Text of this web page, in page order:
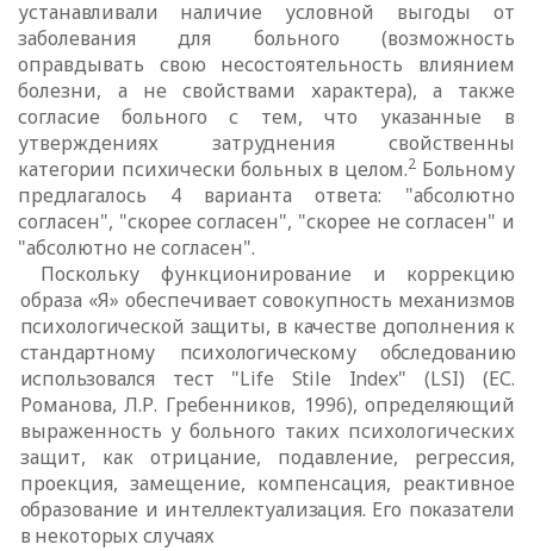
устанавливали наличие условной выгоды от
заболевания для больного (возможность
оправдывать свою несостоятельность влиянием
болезни, а не свойствамихарактера), а также
согласие больного с тем, что указанные в
утвержденияхзатруднения свойственны
категории психически больных в целом.2Больному
предлагалось 4 варианта ответа: "абсолютно
согласен", "скорее согласен", "скорее не согласен" и
"абсолютно не согласен".
Поскольку функционирование и коррекцию
образа «Я» обеспечиваетсовокупность механизмов
психологической защиты, в качестве дополнения к
стандартному психологическому обследованию
использовался тест "Life Stile Index" (LSI) (ЕС.
Романова, Л.Р. Гребенников, 1996), определяющий
выраженность у больного таких психологических
защит, как отрицание, подавление, регрессия,
проекция, замещение, компенсация, реактивное
образование и интеллектуализация. Его показатели
в некоторых случаях